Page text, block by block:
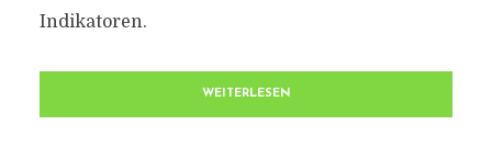
Indikatoren.
WEITERLESEN